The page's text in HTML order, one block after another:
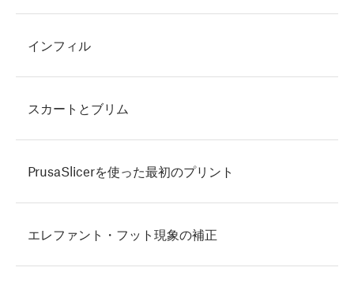
インフィル
スカートとブリム
PrusaSlicerを使った最初のプリント
エレファント・フット現象の補正